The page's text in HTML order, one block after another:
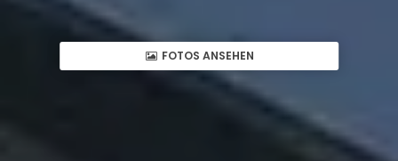
FOTOS ANSEHEN